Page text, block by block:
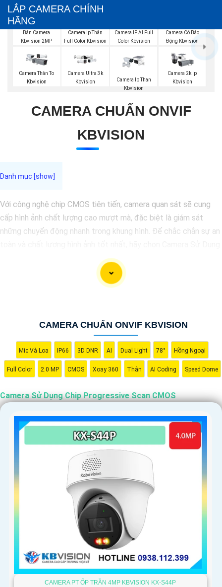
LẮP CAMERA CHÍNH
HÃNG
Bán Camera
Kbvision 2MP
Camera Ip Thân
Full Color Kbvision
Camera IP AI Full
Color Kbvision
Camera Có Báo
Động Kbvision
Camera Thân To
Kbvision
Camera Ultra 3k
Kbvision
Camera Ip Than
Kbvision
Camera 2k Ip
Kbvision
CAMERA CHUẨN ONVIF
KBVISION
Với công nghệ chip CMOS tiên tiến, camera quan sát sẽ cung
cấp hình ảnh chất lượng cao mượt mà, đặc biệt là giám sát
những chuyển động nhanh trong khung hình. Để chắc chắn sự an
Chip Progressive Scan CMOS cho hệ thống giám sát của bạn
CAMERA CHUẨN ONVIF KBVISION
Mic Và Loa IP66 3D DNR AI Dual Light 78° Hồng Ngoại
Full Color 2.0 MP CMOS Xoay 360 Thân AI Coding Speed Dome
Camera Sử Dụng Chip Progressive Scan CMOS
CAMERA PT ỐP TRẦN 4MP KBVISION KX-S44P